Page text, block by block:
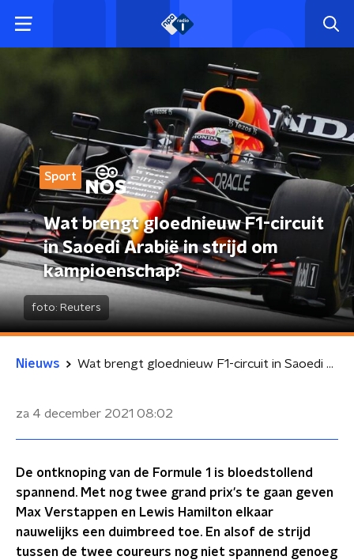
Sport
Wat brengt gloednieuw F1-circuit
in Saoedi Arabië in strijd om
kampioenschap?
foto: Reuters
Nieuws Wat brengt gloednieuw F1-circuit in Saoedi Arabië in strijd om kampioenschap?
za 4 december 2021 08:02
De ontknoping van de Formule 1 is bloedstollend
spannend. Met nog twee grand prix's te gaan geven
Max Verstappen en Lewis Hamilton elkaar
nauwelijks een duimbreed toe. En alsof de strijd
tussen de twee coureurs nog niet spannend genoeg